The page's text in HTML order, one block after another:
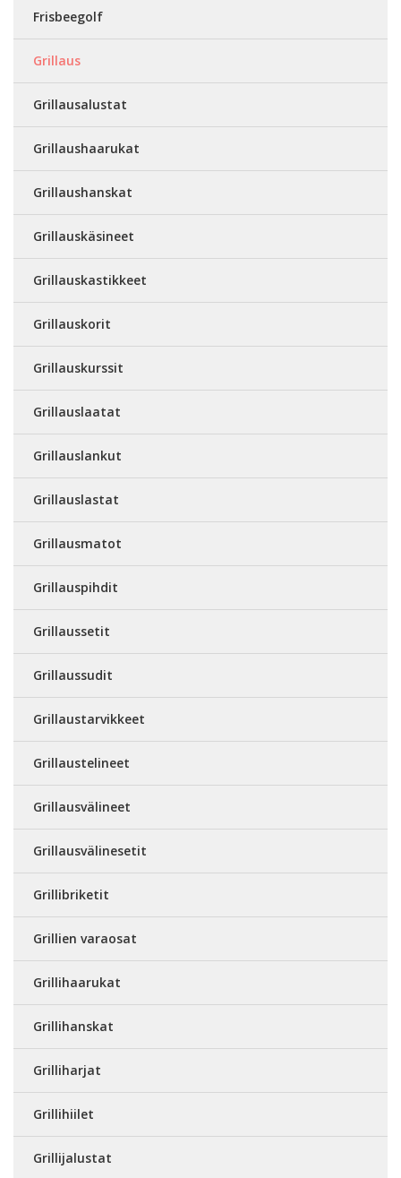
Frisbeegolf
Grillaus
Grillausalustat
Grillaushaarukat
Grillaushanskat
Grillauskäsineet
Grillauskastikkeet
Grillauskorit
Grillauskurssit
Grillauslaatat
Grillauslankut
Grillauslastat
Grillausmatot
Grillauspihdit
Grillaussetit
Grillaussudit
Grillaustarvikkeet
Grillaustelineet
Grillausvälineet
Grillausvälinesetit
Grillibriketit
Grillien varaosat
Grillihaarukat
Grillihanskat
Grilliharjat
Grillihiilet
Grillijalustat